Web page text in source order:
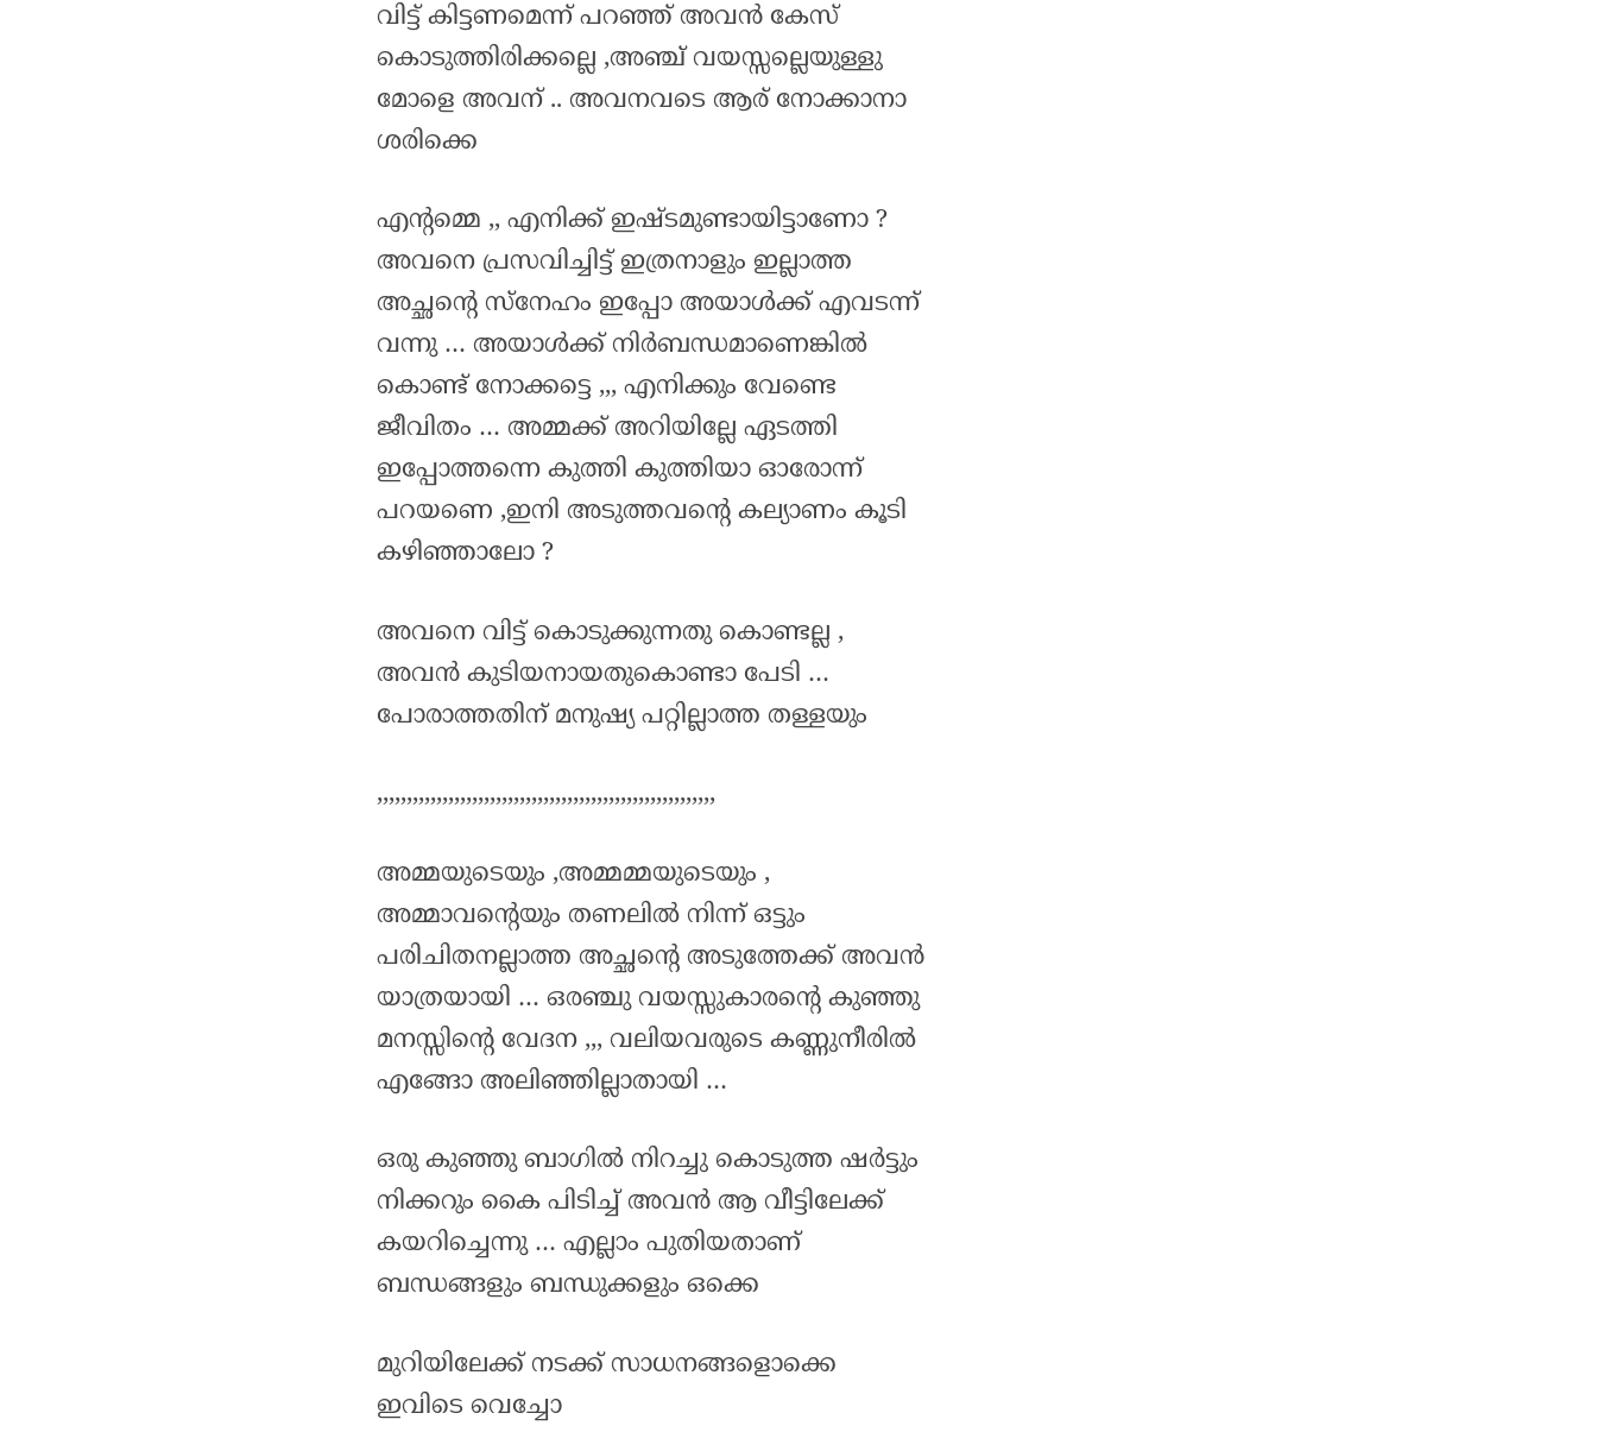
വിട്ട് കിട്ടണമെന്ന് പറഞ്ഞ് അവൻ കേസ്
കൊടുത്തിരിക്കല്ലെ ,അഞ്ച് വയസ്സല്ലെയുള്ളു
മോളെ അവന് .. അവനവടെ ആര് നോക്കാനാ
ശരിക്കെ
എന്റമ്മെ ,, എനിക്ക് ഇഷ്ടമുണ്ടായിട്ടാണോ ?
അവനെ പ്രസവിച്ചിട്ട് ഇത്രനാളും ഇല്ലാത്ത
അച്ഛന്റെ സ്നേഹം ഇപ്പോ അയാൾക്ക് എവടന്ന്
വന്നു … അയാൾക്ക് നിർബന്ധമാണെങ്കിൽ
കൊണ്ട് നോക്കട്ടെ ,,, എനിക്കും വേണ്ടെ
ജീവിതം … അമ്മക്ക് അറിയില്ലേ ഏടത്തി
ഇപ്പോത്തന്നെ കുത്തി കുത്തിയാ ഓരോന്ന്
പറയണെ ,ഇനി അടുത്തവന്റെ കല്യാണം കൂടി
കഴിഞ്ഞാലോ ?
അവനെ വിട്ട് കൊടുക്കുന്നതു കൊണ്ടല്ല ,
അവൻ കുടിയനായതുകൊണ്ടാ പേടി …
പോരാത്തതിന് മനുഷ്യ പറ്റില്ലാത്ത തള്ളയും
,,,,,,,,,,,,,,,,,,,,,,,,,,,,,,,,,,,,,,,,,,,,,,,,,,,,,,,,,
അമ്മയുടെയും ,അമ്മമ്മയുടെയും ,
അമ്മാവന്റെയും തണലിൽ നിന്ന് ഒട്ടും
പരിചിതനല്ലാത്ത അച്ഛന്റെ അടുത്തേക്ക് അവൻ
യാത്രയായി … ഒരഞ്ചു വയസ്സുകാരന്റെ കുഞ്ഞു
മനസ്സിന്റെ വേദന ,,, വലിയവരുടെ കണ്ണുനീരിൽ
എങ്ങോ അലിഞ്ഞില്ലാതായി …
ഒരു കുഞ്ഞു ബാഗിൽ നിറച്ചു കൊടുത്ത ഷർട്ടും
നിക്കറും കൈ പിടിച്ച് അവൻ ആ വീട്ടിലേക്ക്
കയറിച്ചെന്നു … എല്ലാം പുതിയതാണ്
ബന്ധങ്ങളും ബന്ധുക്കളും ഒക്കെ
മുറിയിലേക്ക് നടക്ക് സാധനങ്ങളൊക്കെ
ഇവിടെ വെച്ചോ